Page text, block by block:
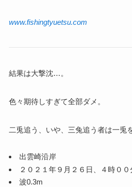
www.fishingtyuetsu.com
結果は大撃沈…。
色々期待しすぎて全部ダメ。
二兎追う、いや、三兔追う者は一兎
出雲崎沿岸
２０２１年９月２６日、４時０
波0.3m